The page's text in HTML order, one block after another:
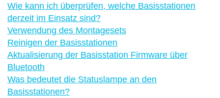
Wie kann ich überprüfen, welche Basisstationen
derzeit im Einsatz sind?
Verwendung des Montagesets
Reinigen der Basisstationen
Aktualisierung der Basisstation Firmware über
Bluetooth
Was bedeutet die Statuslampe an den
Basisstationen?